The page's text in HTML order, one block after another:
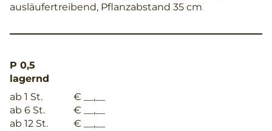
ausläufertreibend, Pflanzabstand 35 cm
P 0,5
lagernd
ab 1 St.
€ __,__
ab 6 St.
€ __,__
ab 12 St.
€ __,__